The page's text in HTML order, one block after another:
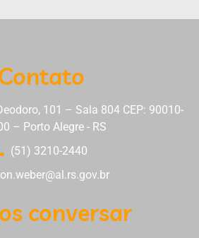
101 – Sala 804 CEP: 90010-
– Porto Alegre - RS
(51) 3210-2440
conversar